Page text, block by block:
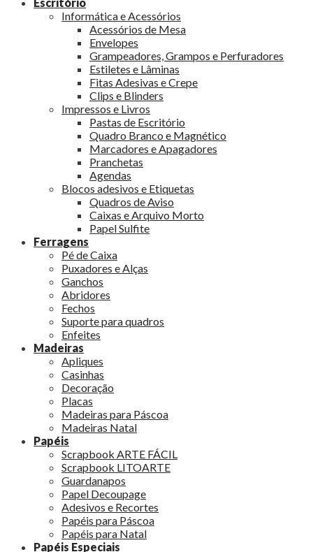
Informática e Acessórios
Acessórios de Mesa
Envelopes
Grampeadores, Grampos e Perfuradores
Estiletes e Lâminas
Fitas Adesivas e Crepe
Clips e Blinders
Impressos e Livros
Pastas de Escritório
Quadro Branco e Magnético
Marcadores e Apagadores
Pranchetas
Agendas
Blocos adesivos e Etiquetas
Quadros de Aviso
Caixas e Arquivo Morto
Papel Sulfite
Ferragens
Pé de Caixa
Puxadores e Alças
Ganchos
Abridores
Fechos
Suporte para quadros
Enfeites
Madeiras
Apliques
Casinhas
Decoração
Placas
Madeiras para Páscoa
Madeiras Natal
Papéis
Scrapbook ARTE FÁCIL
Scrapbook LITOARTE
Guardanapos
Papel Decoupage
Adesivos e Recortes
Papéis para Páscoa
Papéis para Natal
Papéis Especiais